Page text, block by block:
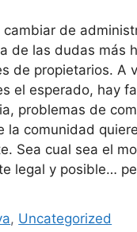
cambiar de
de las dudas más
de propietarios. A
el esperado, hay
problemas de
la comunidad
Sea cual sea el
legal y posible…
, Uncategorized